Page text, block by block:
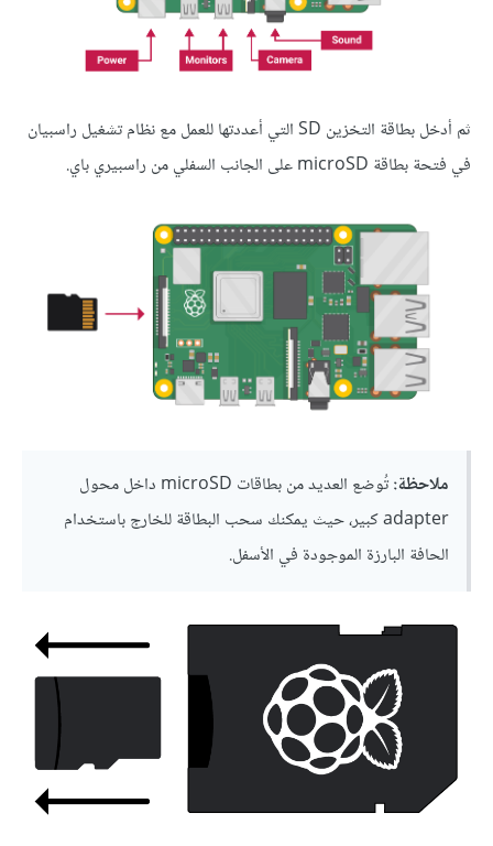
ثم أدخل بطاقة التخزين SD التي أعددتها للعمل مع نظام تشغيل راسبيان
في فتحة بطاقة microSD على الجانب السفلي من راسبيري باي.
ملاحظة:
تُوضع العديد من بطاقات microSD داخل محول
adapter كبير، حيث يمكنك سحب البطاقة للخارج باستخدام
الحافة البارزة الموجودة في الأسفل.